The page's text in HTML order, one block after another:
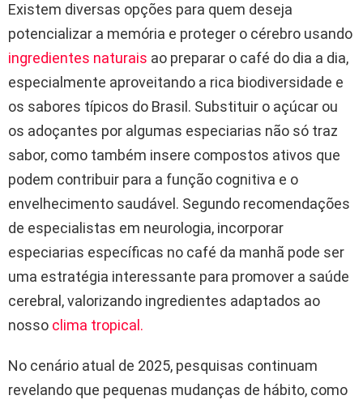
Existem diversas opções para quem deseja
potencializar a memória e proteger o cérebro usando
ingredientes naturais ao preparar o café do dia a dia,
especialmente aproveitando a rica biodiversidade e
os sabores típicos do Brasil. Substituir o açúcar ou
os adoçantes por algumas especiarias não só traz
sabor, como também insere compostos ativos que
podem contribuir para a função cognitiva e o
envelhecimento saudável. Segundo recomendações
de especialistas em neurologia, incorporar
especiarias específicas no café da manhã pode ser
uma estratégia interessante para promover a saúde
cerebral, valorizando ingredientes adaptados ao
nosso clima tropical.
No cenário atual de 2025, pesquisas continuam
revelando que pequenas mudanças de hábito, como